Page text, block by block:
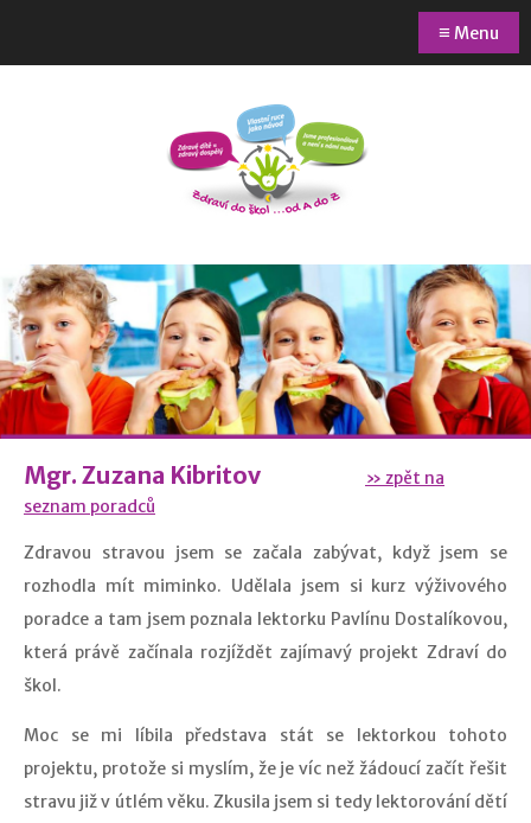
≡ Menu
Mgr. Zuzana Kibritov
» zpět na
seznam poradců
Zdravou stravou jsem se začala zabývat, když jsem se
rozhodla mít miminko. Udělala jsem si kurz výživového
poradce a tam jsem poznala lektorku Pavlínu Dostalíkovou,
která právě začínala rozjíždět zajímavý projekt Zdraví do
škol.
Moc se mi líbila představa stát se lektorkou tohoto
projektu, protože si myslím, že je víc než žádoucí začít řešit
stravu již v útlém věku. Zkusila jsem si tedy lektorování dětí